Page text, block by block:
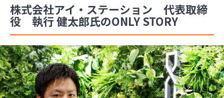
株式会社アイ・ステーション 代表取締
役 執行 健太郎氏のONLY STORY